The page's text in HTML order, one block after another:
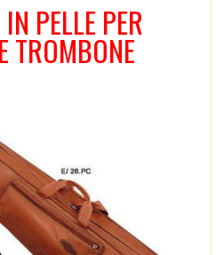
PELLE PER
TROMBONE